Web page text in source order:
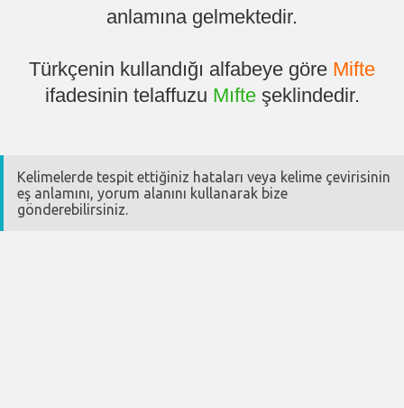
anlamına gelmektedir.
Türkçenin kullandığı alfabeye göre Mifte
ifadesinin telaffuzu Mıfteşeklindedir.
Kelimelerde tespit ettiğiniz hataları veya kelime çevirisinin
eş anlamını, yorum alanını kullanarak bize
gönderebilirsiniz.